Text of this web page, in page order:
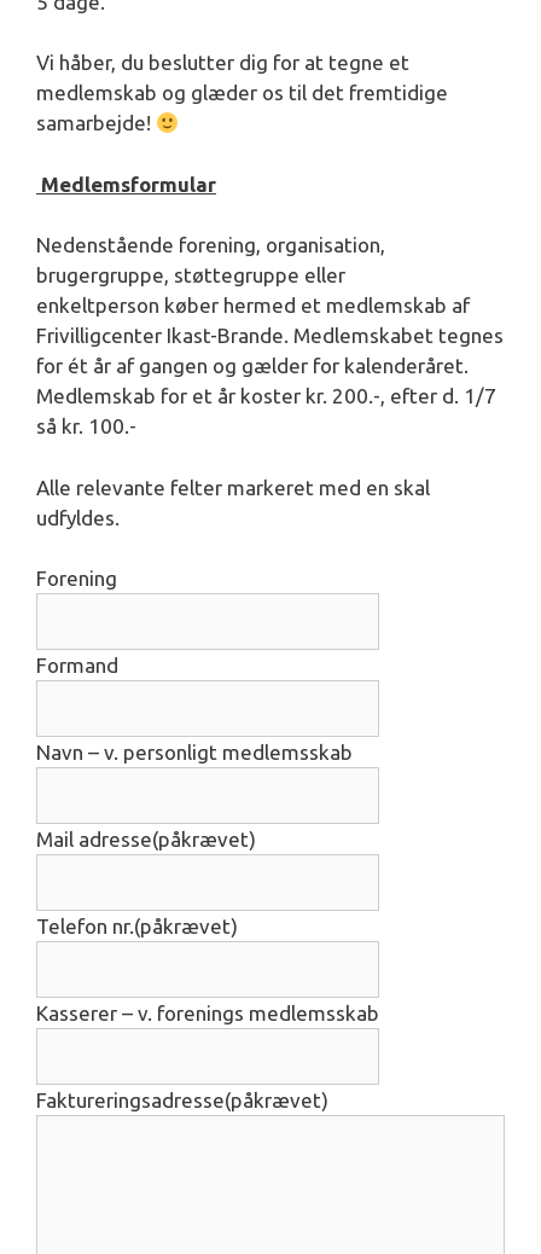
Vi håber, du beslutter dig for at tegne et
medlemskab og glæder os til det fremtidige
samarbejde!
Medlemsformular
Nedenstående forening, organisation,
brugergruppe, støttegruppe eller
enkeltperson køber hermed et medlemskab af
Frivilligcenter Ikast-Brande. Medlemskabet tegnes
for ét år af gangen og gælder for kalenderåret.
Medlemskab for et år koster kr. 200.-, efter d. 1/7
så kr. 100.-
Alle relevante felter markeret med en skal
udfyldes.
Forening
Formand
Navn – v. personligt medlemsskab
Mail adresse(påkrævet)
Telefon nr.(påkrævet)
Kasserer – v. forenings medlemsskab
Faktureringsadresse(påkrævet)